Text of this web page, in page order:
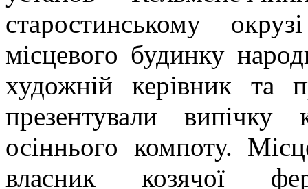
старостинському
місцевого будинку
художній керівник та
презентували
осіннього компоту.
власник козячої